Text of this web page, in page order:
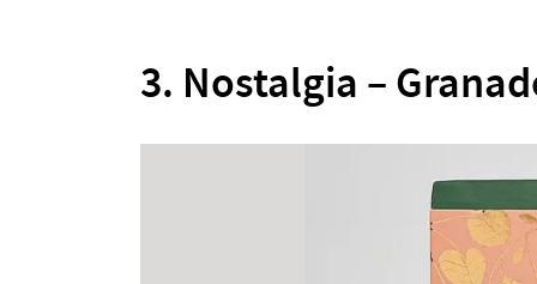
3. Nostalgia –